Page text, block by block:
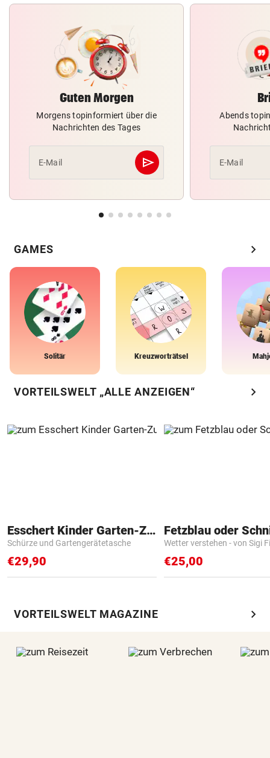
Guten Morgen
Morgens topinformiert über die
Nachrichten des Tages
E-Mail send
Abschicken
Abends
E-Mail
GAMES chevron_right
Solitär Kreuzworträtsel
VORTEILSWELT „ALLE ANZEIGEN“ chevron_right
Esschert Kinder Garten-Zubehör
Schürze und Gartengerätetasche
€29,90
Fetzblau oder
Wetter verstehen - von Sigi
€25,00
VORTEILSWELT MAGAZINE chevron_right